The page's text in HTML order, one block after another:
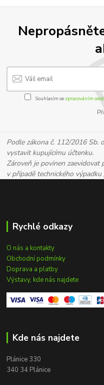
Souhlasím se zpracováním
Podle zákona č. 112/2016 Sb.
vystavit kupujícímu účtenku.
Zároveň je povinen
v případě technického
Rychlé odkazy
O nás a kontakty
Obchodní podmínky
Doprava a platby
Výstavy, kde nás najdete
Kde nás najdete
Plánice 330
340 34 Plánice